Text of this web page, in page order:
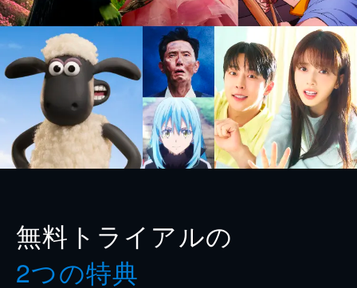
無料トライアルの
2つの特典